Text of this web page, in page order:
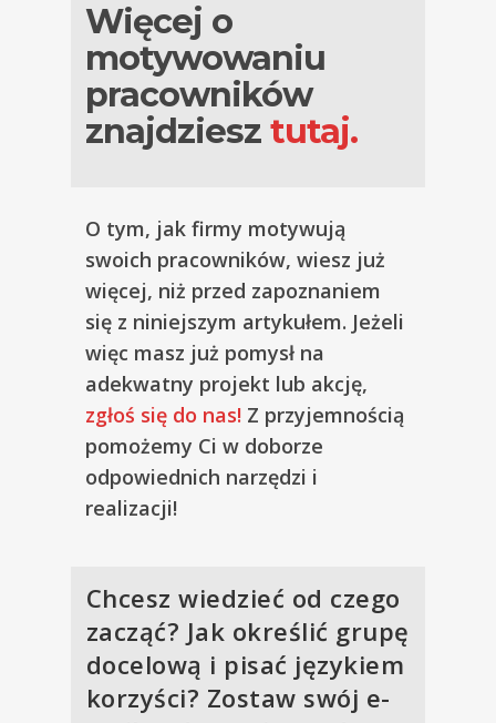
Więcej o
motywowaniu
pracowników
znajdziesztutaj.
O tym, jak firmy motywują
swoich pracowników, wiesz już
więcej, niż przed zapoznaniem
się z niniejszym artykułem. Jeżeli
więc masz już pomysł na
adekwatny projekt lub akcję,
zgłoś się do nas! Z przyjemnością
pomożemy Ci w doborze
odpowiednich narzędzi i
realizacji!
Chcesz wiedzieć od czego
zacząć? Jak określić grupę
docelową i pisać językiem
korzyści? Zostaw swój e-